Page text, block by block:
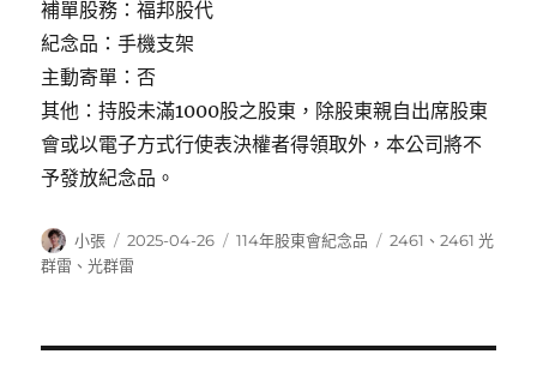
補單股務：福邦股代
紀念品：手機支架
主動寄單：否
其他：持股未滿1000股之股東，除股東親自出席股東
會或以電子方式行使表決權者得領取外，本公司將不
予發放紀念品。
作
者
小張
發
佈
2025-04-26
分
114年股東會紀念品
標
2461 、2461 光
群雷 、光群雷